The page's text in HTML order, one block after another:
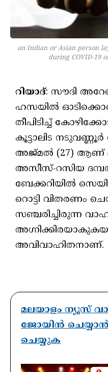
an Indian or Asian person
during COVID-19
റിയാദ്: സൗദി
ഹസയിൽ
തീപിടിച്ച്
കൂട്ടാലിട
അജ്മൽ (27) ആണ്
അസീസ്-റസിയ
ബേക്കറിയിൽ
റൊട്ടി വിതരണം
സഞ്ചരിച്ചിരുന്ന
അവിവാഹിതനാണ്.
മലയാളം ന്യൂസ്
ജോയിൻ ചെയ്യാൻ
ചെയ്യുക